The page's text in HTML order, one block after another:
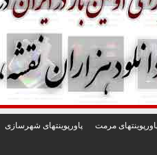
مرمت پاورپوينتهای شهرسازی